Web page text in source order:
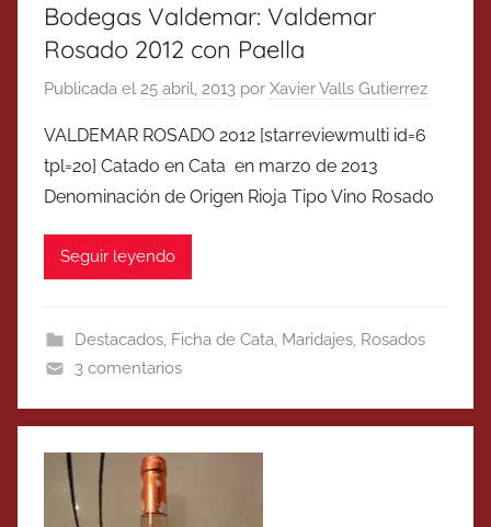
Bodegas Valdemar: Valdemar
Rosado 2012 con Paella
Publicada el 25 abril, 2013 por Xavier Valls Gutierrez
VALDEMAR ROSADO 2012 [starreviewmulti id=6
tpl=20] Catado en Cata en marzo de 2013
Denominación de Origen Rioja Tipo Vino Rosado
Seguir leyendo
Destacados, Ficha de Cata, Maridajes, Rosados
3 comentarios